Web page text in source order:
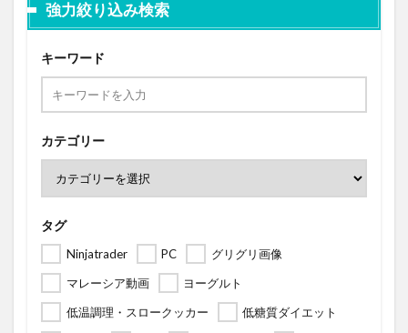
強力絞り込み検索
キーワード
カテゴリー
タグ
Ninjatrader PC
グリグリ画像
マレーシア動画
ヨーグルト
低温調理・スロークッカー
低糖質ダイエット